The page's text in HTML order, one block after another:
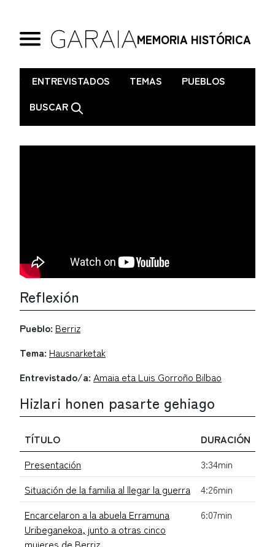
MEMORIA HISTÓRICA
. ENTREVISTADOS TEMAS
PUEBLOS
BUSCAR
Reflexión
Pueblo: Berriz
Tema: Hausnarketak
Entrevistado/a: Amaia eta Luis Gorroño Bilbao
Hizlari honen pasarte gehiago
TÍTULO
DURACIÓN
Presentación
3:34min
Situación de la familia al llegar la guerra
4:26min
Encarcelaron a la abuela Erramuna
Uribeganekoa, junto a otras cinco
mujeres de Berriz
6:07min